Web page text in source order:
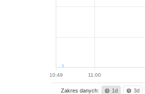
10:49 11:00
Zakres danych: 1d 3d